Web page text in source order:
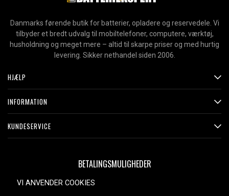
Danmarks førende butik for batterier, opladere og reservedele. Vi
tilbyder et bredt udvalg til mobiltelefoner, computere, værktøj,
husholdning og meget mere – altid til skarpe priser og med hurtig
levering. Sikker nethandel siden 2006.
HJÆLP
INFORMATION
KUNDESERVICE
BETALINGSMULIGHEDER
VI ANVENDER COOKIES